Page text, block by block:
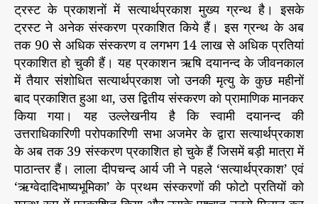
ट्रस्ट के प्रकाशनों में सत्यार्थप्रकाश मुख्य ग्रन्थ है। इसके
ट्रस्ट ने अनेक संस्करण प्रकाशित किये हैं। इस ग्रन्थ के अब
तक 90 से अधिक संस्करण व लगभग 14 लाख से अधिक प्रतियां
प्रकाशित हो चुकी हैं। यह प्रकाशन ऋषि दयानन्द के जीवनकाल
में तैयार संशोधित सत्यार्थप्रकाश जो उनकी मृत्यु के कुछ महीनों
बाद प्रकाशित हुआ था, उस द्वितीय संस्करण को प्रामाणिक मानकर
किया गया। यह उल्लेखनीय है कि स्वामी दयानन्द की
उत्तराधिकारिणी परोपकारिणी सभा अजमेर के द्वारा सत्यार्थप्रकाश
के अब तक 39 संस्करण प्रकाशित हो चुके हैं जिसमें बड़ी मात्रा में
पाठान्तर हैं। लाला दीपचन्द आर्य जी ने पहले ‘सत्यार्थप्रकाश’ एवं
‘ऋग्वेदादिभाष्यभूमिका’ के प्रथम संस्करणों की फोटो प्रतियों को